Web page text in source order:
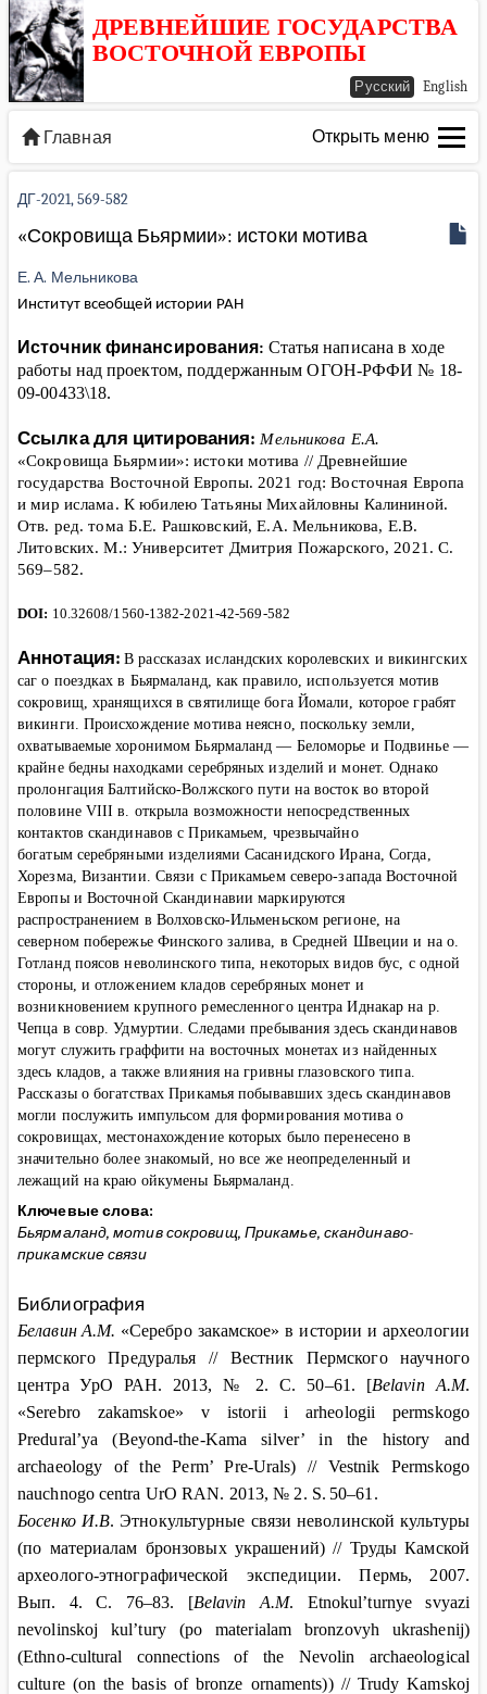
ДРЕВНЕЙШИЕ ГОСУДАРСТВА
ВОСТОЧНОЙ ЕВРОПЫ
Русский English
Главная Открыть меню
ДГ-2021, 569-582
«Сокровища Бьярмии»: истоки мотива
Е. А. Мельникова
Институт всеобщей истории РАН
Источник финансирования: Статья написана в ходе
работы над проектом, поддержанным ОГОН-РФФИ № 18-
09-00433\18.
Ссылка для цитирования: Мельникова Е.А.
«Сокровища Бьярмии»: истоки мотива // Древнейшие
государства Восточной Европы. 2021 год: Восточная Европа
и мир ислама. К юбилею Татьяны Михайловны Калининой.
Отв. ред. тома Б.Е. Рашковский, Е.А. Мельникова, Е.В.
Литовских. М.: Университет Дмитрия Пожарского, 2021. С.
569–582.
DOI: 10.32608/1560-1382-2021-42-569-582
Аннотация: В рассказах исландских королевских и викингских
саг о поездках в Бьярмаланд, как правило, используется мотив
сокровищ, хранящихся в святилище бога Йомали, которое грабят
викинги. Происхождение мотива неясно, поскольку земли,
охватываемые хоронимом Бьярмаланд — Беломорье и Подвинье —
крайне бедны находками серебряных изделий и монет. Однако
пролонгация Балтийско-Волжского пути на восток во второй
половине VIII в. открыла возможности непосредственных
контактов скандинавов с Прикамьем, чрезвычайно
богатым серебряными изделиями Сасанидского Ирана, Согда,
Хорезма, Византии. Связи с Прикамьем северо-запада Восточной
Европы и Восточной Скандинавии маркируются
распространением в Волховско-Ильменьском регионе, на
северном побережье Финского залива, в Средней Швеции и на о.
Готланд поясов неволинского типа, некоторых видов бус, с одной
стороны, и отложением кладов серебряных монет и
возникновением крупного ремесленного центра Иднакар на р.
Чепца в совр. Удмуртии. Следами пребывания здесь скандинавов
могут служить граффити на восточных монетах из найденных
здесь кладов, а также влияния на гривны глазовского типа.
Рассказы о богатствах Прикамья побывавших здесь скандинавов
могли послужить импульсом для формирования мотива о
сокровищах, местонахождение которых было перенесено в
значительно более знакомый, но все же неопределенный и
лежащий на краю ойкумены Бьярмаланд.
Ключевые слова:
Бьярмаланд, мотив сокровищ, Прикамье, скандинаво-
прикамские связи
Библиография
Белавин А.М. «Серебро закамское» в истории и археологии
пермского Предуралья // Вестник Пермского научного
центра УрО РАН. 2013, №
2. С. 50–61. [Belavin A.M.
«Serebro zakamskoe» v istorii i arheologii permskogo
Predural’ya (Beyond-the-Kama silver’ in the history and
archaeology of the Perm’ Pre-Urals) // Vestnik Permskogo
nauchnogo centra UrO RAN. 2013, № 2. S. 50–61.
Босенко И.В. Этнокультурные связи неволинской культуры
(по материалам бронзовых украшений) // Труды Камской
археолого-этнографической экспедиции. Пермь, 2007.
Вып. 4.С. 76–83. [Belavin A.M. Etnokul’turnye svyazi
nevolinskoj kul’tury (po materialam bronzovyh ukrashenij)
(Ethno-cultural connections of the Nevolin archaeological
culture (on the basis of bronze ornaments)) // Trudy Kamskoj